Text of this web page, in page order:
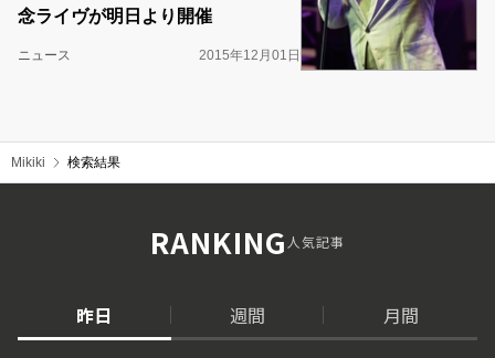
念ライヴが明日より開催
ニュース 2015年12月01日
Mikiki 検索結果
RANKING人気記事
昨日 週間 月間